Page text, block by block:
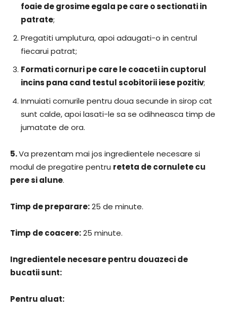
foaie de grosime egala pe care o sectionati in
patrate;
Pregatiti umplutura, apoi adaugati-o in centrul
fiecarui patrat;
Formati cornuri pe care le coaceti in cuptorul
incins pana cand testul scobitorii iese pozitiv;
Inmuiati cornurile pentru doua secunde in sirop cat
sunt calde, apoi lasati-le sa se odihneasca timp de
jumatate de ora.
5.Va prezentam mai jos ingredientele necesare si
modul de pregatire pentru reteta de cornulete cu
pere si alune.
Timp de preparare:25 de minute.
Timp de coacere:25 minute.
Ingredientele necesare pentru douazeci de
bucatii sunt:
Pentru aluat: